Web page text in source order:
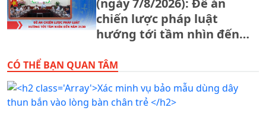
(ngày 7/8/2026): Đề án
chiến lược pháp luật
hướng tới tầm nhìn đến
CÓ THỂ BẠN QUAN TÂM